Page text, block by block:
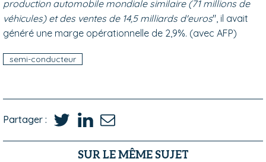
production automobile mondiale similaire (71 millions de
véhicules) et des ventes de 14,5 milliards d'euros", il avait
généré une marge opérationnelle de 2,9%. (avec AFP)
semi-conducteur
Partager :
SUR LE MÊME SUJET